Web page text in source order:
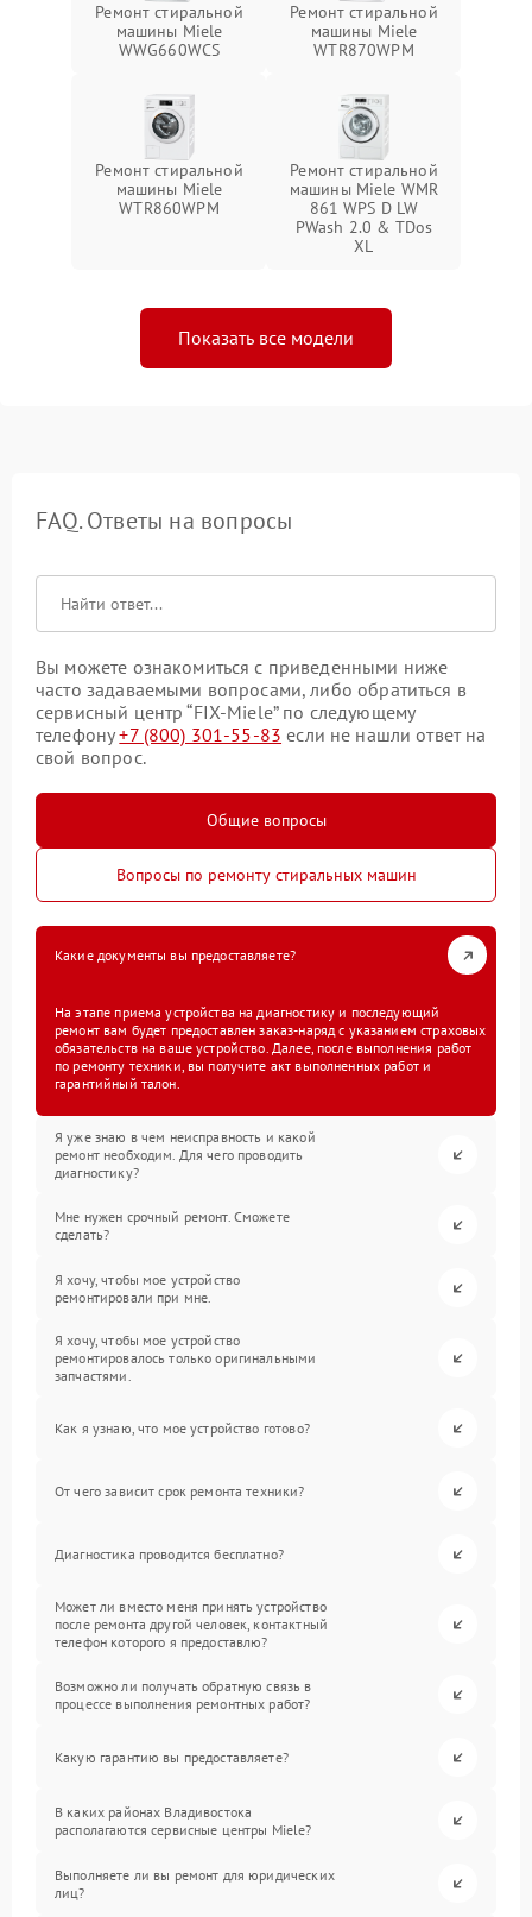
Ремонт стиральной
машины Miele
WWG660WCS
Ремонт стиральной
машины Miele
WTR870WPM
Ремонт стиральной
машины Miele
WTR860WPM
Ремонт стиральной
машины Miele WMR
861 WPS D LW
PWash 2.0 & TDos
XL
Показать все модели
FAQ. Ответы на вопросы
Вы можете ознакомиться с приведенными ниже
часто задаваемыми вопросами, либо обратиться в
сервисный центр “FIX-Miele” по следующему
телефону+7 (800) 301-55-83 если не нашли ответ на
свой вопрос.
Общие вопросы
Вопросы по ремонту стиральных машин
Какие документы вы предоставляете?
На этапе приема устройства на диагностику и последующий
ремонт вам будет предоставлен заказ-наряд с указанием страховых
обязательств на ваше устройство. Далее, после выполнения работ
по ремонту техники, вы получите акт выполненных работ и
гарантийный талон.
Я уже знаю в чем неисправность и какой
ремонт необходим. Для чего проводить
диагностику?
Мне нужен срочный ремонт. Сможете
сделать?
Я хочу, чтобы мое устройство
ремонтировали при мне.
Я хочу, чтобы мое устройство
ремонтировалось только оригинальными
запчастями.
Как я узнаю, что мое устройство готово?
От чего зависит срок ремонта техники?
Диагностика проводится бесплатно?
Может ли вместо меня принять устройство
после ремонта другой человек, контактный
телефон которого я предоставлю?
Возможно ли получать обратную связь в
процессе выполнения ремонтных работ?
Какую гарантию вы предоставляете?
В каких районах Владивостока
располагаются сервисные центры Miele?
Выполняете ли вы ремонт для юридических
лиц?